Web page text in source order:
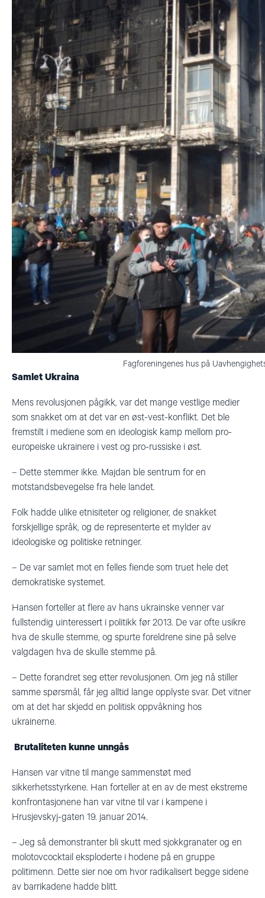
Fagforeningenes hus på
Samlet Ukraina
Mens revolusjonen pågikk, var det mange vestlige medier
som snakket om at det var en øst-vest-konflikt. Det ble
fremstilt i mediene som en ideologisk kamp mellom pro-
europeiske ukrainere i vest og pro-russiske i øst.
– Dette stemmer ikke. Majdan ble sentrum for en
motstandsbevegelse fra hele landet.
Folk hadde ulike etnisiteter og religioner, de snakket
forskjellige språk, og de representerte et mylder av
ideologiske og politiske retninger.
– De var samlet mot en felles fiende som truet hele det
demokratiske systemet.
Hansen forteller at flere av hans ukrainske venner var
fullstendig uinteressert i politikk før 2013. De var ofte usikre
hva de skulle stemme, og spurte foreldrene sine på selve
valgdagen hva de skulle stemme på.
– Dette forandret seg etter revolusjonen. Om jeg nå stiller
samme spørsmål, får jeg alltid lange opplyste svar. Det vitner
om at det har skjedd en politisk oppvåkning hos
ukrainerne.
Brutaliteten kunne unngås
Hansen var vitne til mange sammenstøt med
sikkerhetsstyrkene. Han forteller at en av de mest ekstreme
konfrontasjonene han var vitne til var i kampene i
Hrusjevskyj-gaten 19. januar 2014.
– Jeg så demonstranter bli skutt med sjokkgranater og en
molotovcocktail eksploderte i hodene på en gruppe
politimenn. Dette sier noe om hvor radikalisert begge sidene
av barrikadene hadde blitt.